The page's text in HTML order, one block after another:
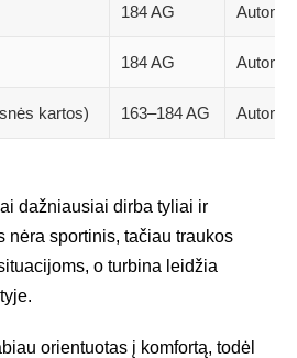
184 AG
184 AG
kartos) 163–184 AG
dažniausiai dirba tyliai ir
nėra sportinis, tačiau traukos
o turbina leidžia
orientuotas į komfortą, todėl